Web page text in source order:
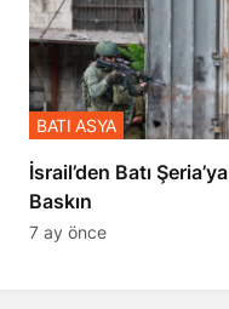
​​​​​​​İsrail’den Batı Şeria’ya
Baskın
BATI ASYA
7 ay önce